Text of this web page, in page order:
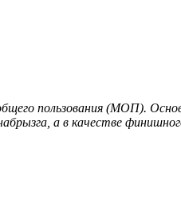
пользования (МОП).
а в качестве